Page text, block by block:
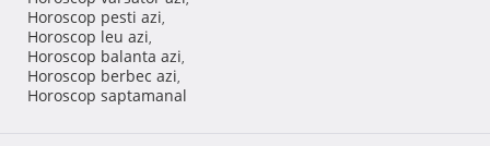
Horoscop pesti azi,
Horoscop leu azi,
Horoscop balanta azi,
Horoscop berbec azi,
Horoscop saptamanal